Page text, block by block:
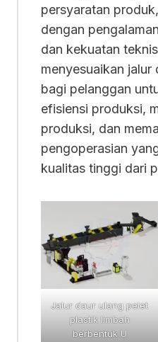
persyaratan
dengan
dan kekuatan
menyesuaikan jalur
bagi pelanggan
efisiensi produksi,
produksi, dan
pengoperasian
kualitas tinggi dari
Jalur daur ulang pelet
plastik limbah
berbentuk U